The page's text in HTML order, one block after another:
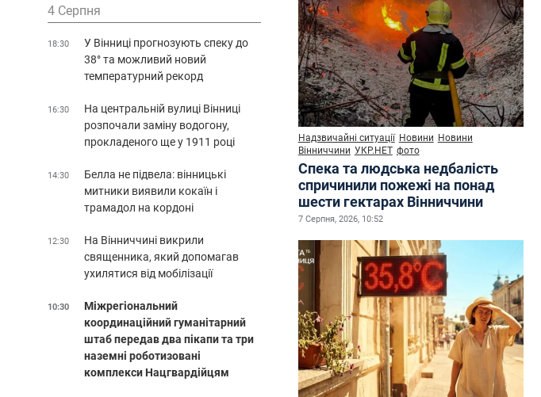
Надзвичайні ситуації Новини Новини
Вінниччини УКР.НЕТ фото
Спека та людська недбалість
спричинили пожежі на понад
шести гектарах Вінниччини
7 Серпня, 2026, 10:52
4 Серпня
18:30
У Вінниці прогнозують спеку до
38° та можливий новий
температурний рекорд
16:30
На центральній вулиці Вінниці
розпочали заміну водогону,
прокладеного ще у 1911 році
14:30
Белла не підвела: вінницькі
митники виявили кокаїн і
трамадол на кордоні
12:30
На Вінниччині викрили
священника, який допомагав
ухилятися від мобілізації
10:30
Міжрегіональний
координаційний гуманітарний
штаб передав два пікапи та три
наземні роботизовані
комплекси Нацгвардійцям